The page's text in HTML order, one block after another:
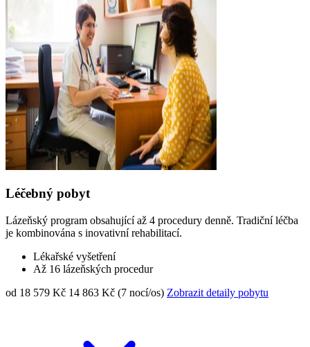
Léčebný pobyt
Lázeňský program obsahující až 4 procedury denně. Tradiční léčba
je kombinována s inovativní rehabilitací.
Lékařské vyšetření
Až 16 lázeňských procedur
od 18 579 Kč 14 863 Kč (7 nocí/os) Zobrazit detaily pobytu